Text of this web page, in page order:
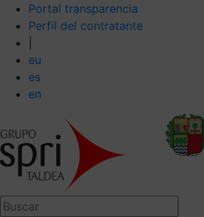
Portal transparencia
Perfil del contratante
eu
es
en